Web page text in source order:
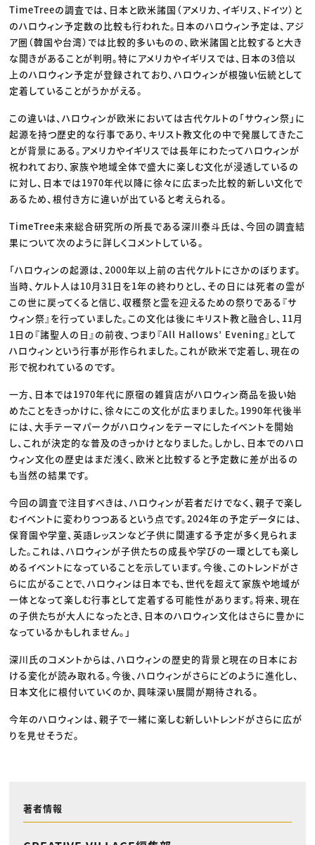
TimeTreeの調査では、日本と欧米諸国（アメリカ、イギリス、ドイツ）と
のハロウィン予定数の比較も行われた。日本のハロウィン予定は、アジ
ア圏（韓国や台湾）では比較的多いものの、欧米諸国と比較すると大き
な開きがあることが判明。特にアメリカやイギリスでは、日本の3倍以
上のハロウィン予定が登録されており、ハロウィンが根強い伝統として
定着していることがうかがえる。
この違いは、ハロウィンが欧米においては古代ケルトの「サウィン祭」に
起源を持つ歴史的な行事であり、キリスト教文化の中で発展してきたこ
とが背景にある。アメリカやイギリスでは長年にわたってハロウィンが
祝われており、家族や地域全体で盛大に楽しむ文化が浸透しているの
に対し、日本では1970年代以降に徐々に広まった比較的新しい文化で
あるため、根付き方に違いが出ていると考えられる。
TimeTree未来総合研究所の所長である深川泰斗氏は、今回の調査結
果について次のように詳しくコメントしている。
「ハロウィンの起源は、2000年以上前の古代ケルトにさかのぼります。
当時、ケルト人は10月31日を1年の終わりとし、その日には死者の霊が
この世に戻ってくると信じ、収穫祭と霊を迎えるための祭りである『サ
ウィン祭』を行っていました。この文化は後にキリスト教と融合し、11月
1日の『諸聖人の日』の前夜、つまり『All Hallows’ Evening』として
ハロウィンという行事が形作られました。これが欧米で定着し、現在の
形で祝われているのです。
一方、日本では1970年代に原宿の雑貨店がハロウィン商品を扱い始
めたことをきっかけに、徐々にこの文化が広まりました。1990年代後半
には、大手テーマパークがハロウィンをテーマにしたイベントを開始
し、これが決定的な普及のきっかけとなりました。しかし、日本でのハロ
ウィン文化の歴史はまだ浅く、欧米と比較すると予定数に差が出るの
も当然の結果です。
今回の調査で注目すべきは、ハロウィンが若者だけでなく、親子で楽し
むイベントに変わりつつあるという点です。2024年の予定データには、
保育園や学童、英語レッスンなど子供に関連する予定が多く見られま
した。これは、ハロウィンが子供たちの成長や学びの一環としても楽し
めるイベントになっていることを示しています。今後、このトレンドがさ
らに広がることで、ハロウィンは日本でも、世代を超えて家族や地域が
一体となって楽しむ行事として定着する可能性があります。将来、現在
の子供たちが大人になったとき、日本のハロウィン文化はさらに豊かに
なっているかもしれません。」
深川氏のコメントからは、ハロウィンの歴史的背景と現在の日本にお
ける変化が読み取れる。今後、ハロウィンがさらにどのように進化し、
日本文化に根付いていくのか、興味深い展開が期待される。
今年のハロウィンは、親子で一緒に楽しむ新しいトレンドがさらに広が
りを見せそうだ。
著者情報